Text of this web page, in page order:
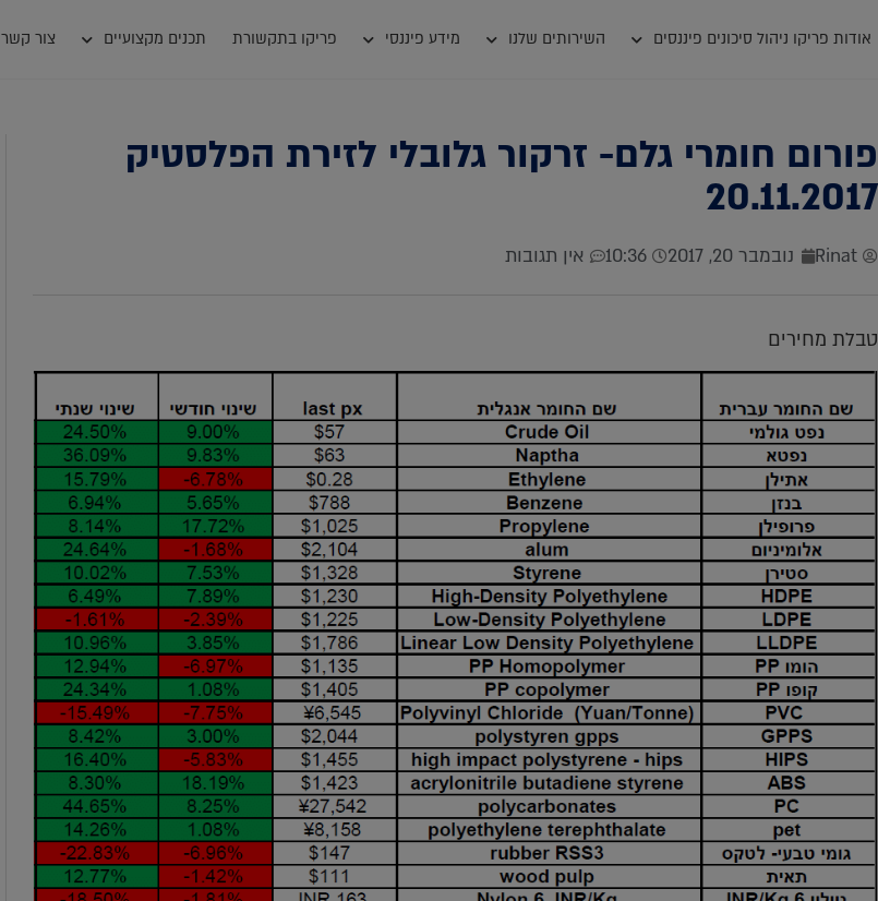
אודות פריקו ניהול סיכונים פיננסים השירותים שלנו מידע פיננסי פריקו בתקשורת תכנים מקצועיים צור קשר
פורום חומרי גלם- זרקור גלובלי לזירת הפלסטיק
20.11.2017
Rinat נובמבר 20, 2017 10:36 אין תגובות
טבלת מחירים